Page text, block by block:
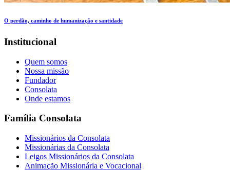
O perdão, caminho de humanização e santidade
Institucional
Quem somos
Nossa missão
Fundador
Consolata
Onde estamos
Família Consolata
Missionários da Consolata
Missionárias da Consolata
Leigos Missionários da Consolata
Animação Missionária e Vocacional